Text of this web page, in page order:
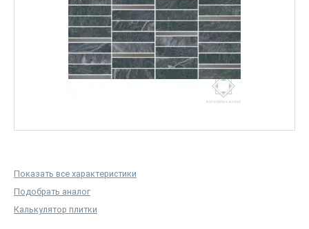
Показать все характеристики
Подобрать аналог
Калькулятор плитки